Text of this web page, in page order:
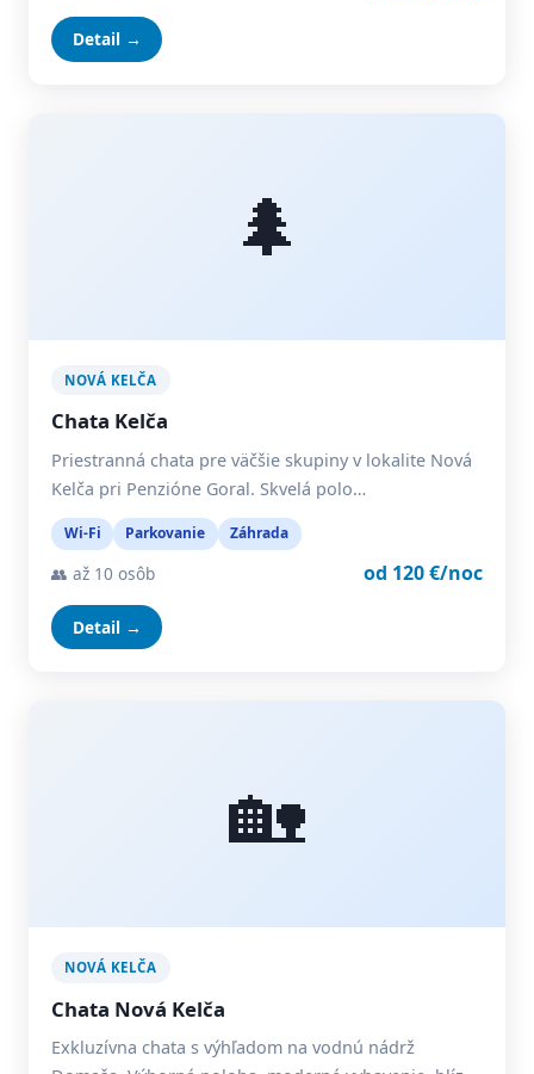
Detail →
🌲
NOVÁ KELČA
Chata Kelča
Priestranná chata pre väčšie skupiny v lokalite Nová
Kelča pri Penzióne Goral. Skvelá polo…
Wi-Fi Parkovanie Záhrada
👥 až 10 osôb od 120 €/noc
Detail →
🏡
NOVÁ KELČA
Chata Nová Kelča
Exkluzívna chata s výhľadom na vodnú nádrž